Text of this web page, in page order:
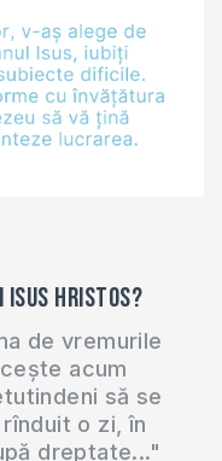
Isus Hristos?
de vremurile
acum
să se
o zi, în
dreptate..."